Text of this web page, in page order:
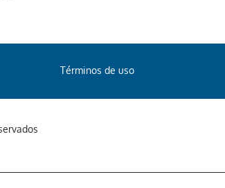
Términos de uso